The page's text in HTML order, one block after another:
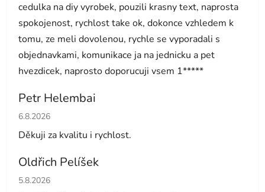
cedulka na diy vyrobek, pouzili krasny text, naprosta
spokojenost, rychlost take ok, dokonce vzhledem k
tomu, ze meli dovolenou, rychle se vyporadali s
objednavkami, komunikace ja na jednicku a pet
hvezdicek, naprosto doporucuji vsem 1*****
Petr Helembai
Hodnocení obchodu je 5 z 5 hvězdiček.
6.8.2026
Děkuji za kvalitu i rychlost.
Oldřich Pelíšek
Hodnocení obchodu je 5 z 5 hvězdiček.
5.8.2026